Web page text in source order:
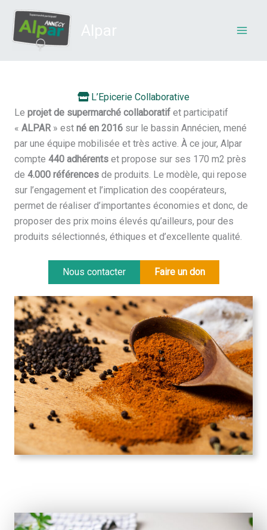
Aller
contenu
L’Epicerie Collaborative
Le projet de supermarché collaboratif et participatif
« ALPAR» est né en 2016 sur le bassin Annécien, mené
par une équipe mobilisée et très active. À ce jour, Alpar
compte 440 adhérents et propose sur ses 170 m2 près
de 4.000 références de produits. Le modèle, qui repose
sur l’engagement et l’implication des coopérateurs,
permet de réaliser d’importantes économies et donc, de
proposer des prix moins élevés qu’ailleurs, pour des
produits sélectionnés, éthiques et d’excellente qualité.
Nous contacter Faire un don